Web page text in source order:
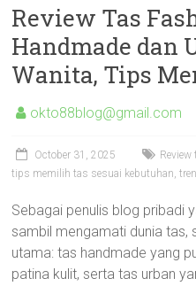
Review Tas
Handmade dan
Wanita, Tips
okto88blog@gmail.com
October 31, 2025
tips memilih tas sesuai kebutuhan,
Sebagai penulis blog pribadi
sambil mengamati dunia tas,
utama: tas handmade yang
patina kulit, serta tas urban